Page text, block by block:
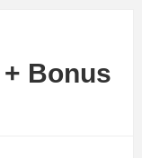
+ Bonus